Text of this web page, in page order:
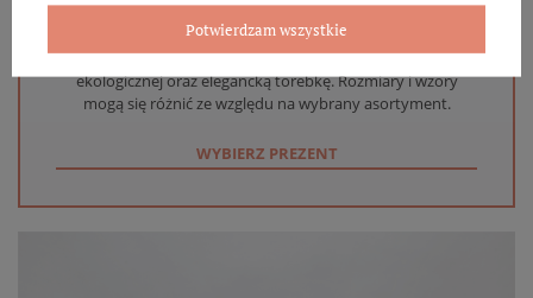
Biżuterię i zegarki zakupione w sklepie internetowym
BOVEM otrzymasz jako gotowy do wręczenia upominek. Do
każdego zamówienia dołączamy pudełko ze skóry
ekologicznej oraz elegancką torebkę. Rozmiary i wzory
mogą się różnić ze względu na wybrany asortyment.
WYBIERZ PREZENT
Potwierdzam wszystkie